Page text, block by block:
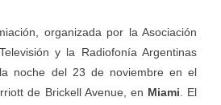
organizada por la Asociación
y la Radiofonía Argentinas
noche del 23 de noviembre en el
de Brickell Avenue, en Miami. El